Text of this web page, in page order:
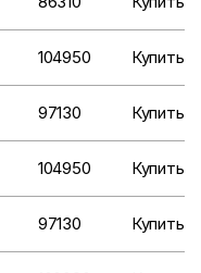
104950 Купить
97130 Купить
104950 Купить
97130 Купить